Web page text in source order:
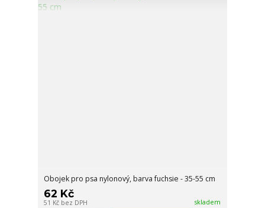
Obojek pro psa nylonový, barva fuchsie - 35-55 cm
62 Kč
51 Kč bez DPH skladem